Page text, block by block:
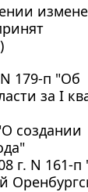
179-п "Об
за I
создании
г. N 161-п